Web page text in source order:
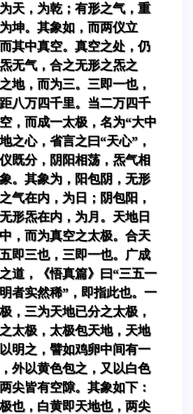
天，为乾；有形之气，重
坤。其象如，而两仪立
其中真空。真空之处，仍
无气，合之无形之炁之
地，而为三。三即一也，
八万四千里。当二万四千
，而成一太极，名为“大中
之心，省言之曰“天心”，
既分，阴阳相荡，炁气相
。其象为，阳包阴，无形
气在内，为日；阴包阳，
形炁在内，为月。天地日
，而为真空之太极。合天
即三也，三即一也。广成
道，《悟真篇》曰“三五一
者实然稀”，即指此也。一
，三为天地已分之太极，
太极，太极包天地，天地
明之，譬如鸡卵中间有一
外以黄色包之，又以白色
尖皆有空隙。其象如下：
也，白黄即天地也，两尖